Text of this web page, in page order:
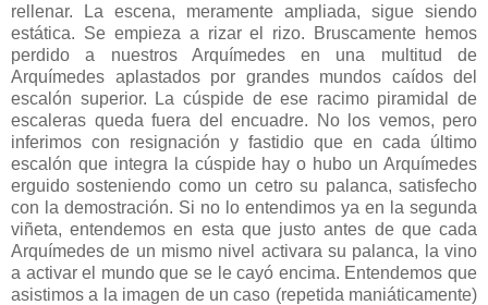
rellenar. La escena, meramente ampliada, sigue siendo
estática. Se empieza a rizar el rizo. Bruscamente hemos
perdido a nuestros Arquímedes en una multitud de
Arquímedes aplastados por grandes mundos caídos del
escalón superior. La cúspide de ese racimo piramidal de
escaleras queda fuera del encuadre. No los vemos, pero
inferimos con resignación y fastidio que en cada último
escalón que integra la cúspide hay o hubo un Arquímedes
erguido sosteniendo como un cetro su palanca, satisfecho
con la demostración. Si no lo entendimos ya en la segunda
viñeta, entendemos en esta que justo antes de que cada
Arquímedes de un mismo nivel activara su palanca, la vino
a activar el mundo que se le cayó encima. Entendemos que
asistimos a la imagen de un caso (repetida maniáticamente)